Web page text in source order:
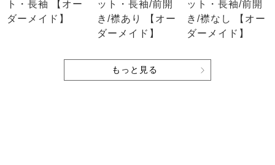
ト・長袖 【オー
ダーメイド】
ット・長袖/前開
き/襟あり 【オー
ダーメイド】
ット・長袖/前開
き/襟なし 【オー
ダーメイド】
もっと見る